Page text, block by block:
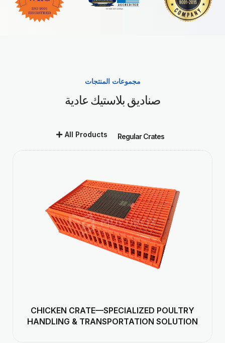
مجموعات المنتجات
صناديق بلاستيك عادية
Regular Crates
All Products
CHICKEN CRATE—SPECIALIZED POULTRY
HANDLING & TRANSPORTATION SOLUTION